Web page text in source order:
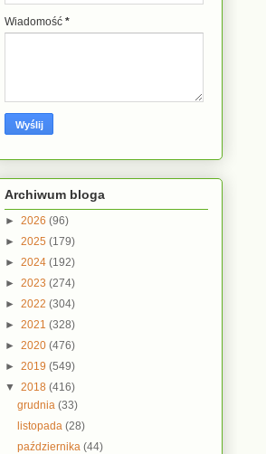
Wiadomość *
Archiwum bloga
► 2026 (96)
► 2025 (179)
► 2024 (192)
► 2023 (274)
► 2022 (304)
► 2021 (328)
► 2020 (476)
► 2019 (549)
▼ 2018 (416)
grudnia(33)
listopada(28)
października(44)